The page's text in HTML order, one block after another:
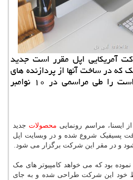
آمریكایی اپل مقرر است جدید
كه در ساخت آنها از پردازنده های
ARM استفاده شده است را طی مراسمی در ۱۰ نوامبر
ایسنا، مراسم رونمایی محصولات جدید
به وقت پسیفیک شروع شده و در وبسایت اپل
و در مقر این شرکت برگزار می شود.
نموده بود که می خواهد کامپیوتر های مک
خود این شرکت طراحی شده و به جای